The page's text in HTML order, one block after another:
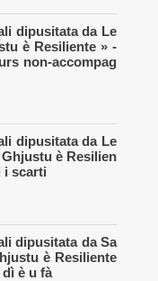
dipusitata da Le
è Resiliente » -
non-accompag
dipusitata da Le
è Resilien
i scarti
dipusitata da Sa
è Resiliente
è u fà